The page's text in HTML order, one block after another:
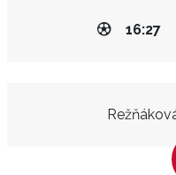
16:27